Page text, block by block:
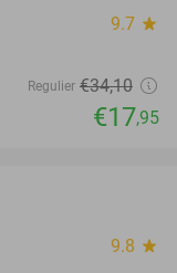
9.7 star
Regulier €34,10
€17,95
9.8 star